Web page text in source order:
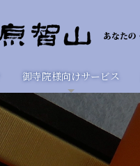
御寺院様向けサービス